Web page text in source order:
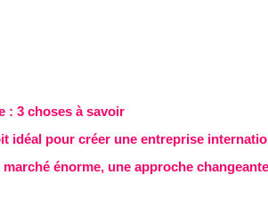
: 3 choses à savoir
idéal pour créer une entreprise
énorme, une approche